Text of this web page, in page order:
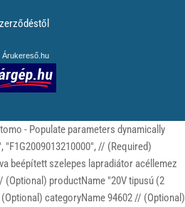
Árukereső.hu
- Populate parameters dynamically
"F1G2009013210000", // (Required)
beépített szelepes lapradiátor acéllemez
(Optional) productName "20V tipusú (2
categoryName 94602 // (Optional)